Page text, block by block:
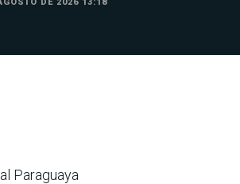
Paraguaya